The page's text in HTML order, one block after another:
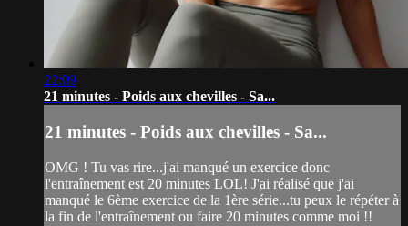
22:09
21 minutes - Poids aux chevilles - Sa...
21 minutes - Poids aux chevilles - Sa...
OMG ! Tu vas rire...j'ai manqué un exercice donc
l'entraînement est 20 minutes LOL! J'ai réalisé que j'ai
manqué le 6ème exercice de la 1ère série...tu peux le répéter à
la fin de l'entraînement ou faire 20 minutes comme moi !!